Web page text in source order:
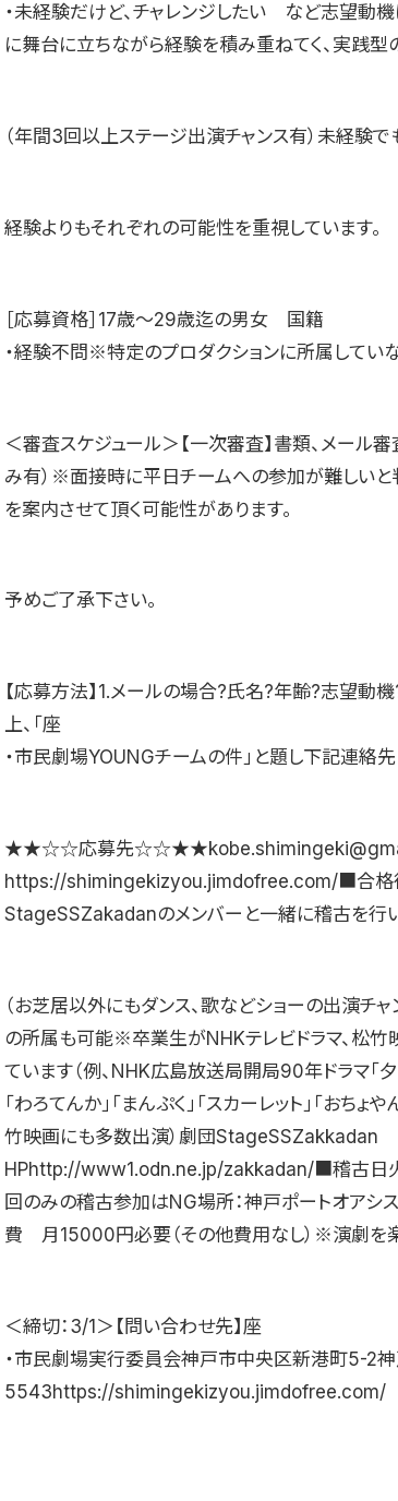
・未経験だけど、チャレンジしたい など志望動
に舞台に立ちながら経験を積み重ねてく、実践型
（年間3回以上ステージ出演チャンス有）未経験
経験よりもそれぞれの可能性を重視しています。
［応募資格］17歳〜29歳迄の男女 国籍
・経験不問※特定のプロダクションに所属してい
＜審査スケジュール＞【一次審査】書類、メール
み有）※面接時に平日チームへの参加が難しいと
を案内させて頂く可能性があります。
予めご了承下さい。
【応募方法】1.メールの場合?氏名?年齢?志望動
上、「座
・市民劇場YOUNGチームの件」と題し下記連絡
★★☆☆応募先
https://shimingekizyou.jimdofree.com/■合格後
StageSSZakadanのメンバーと一緒に稽古を行
（お芝居以外にもダンス、歌などショーの出演チ
の所属も可能※卒業生がNHKテレビドラマ、松竹
ています（例、NHK広島放送局開局90年ドラマ「
「わろてんか」「まんぷく」「スカーレット」「おち
竹映画にも多数出演）劇団StageSSZakkadan
HPhttp://www1.odn.ne.jp/zakkadan/■稽古日火
回のみの稽古参加はNG場所：神戸ポートオアシ
費 月15000円必要（その他費用なし）※演劇を
＜締切：3/1＞【問い合わせ先】座
・市民劇場実行委員会神戸市中央区新港町5-2
5543https://shimingekizyou.jimdofree.com/